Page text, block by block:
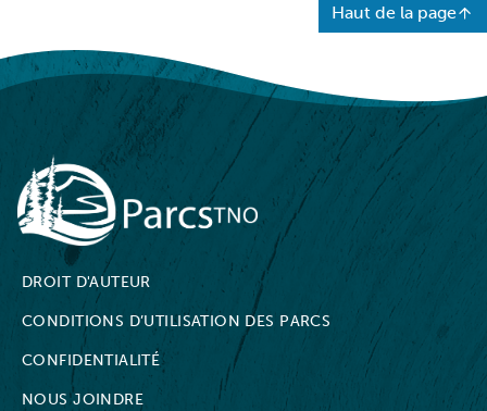
Haut de la page
NWT Parks
DROIT D'AUTEUR
CONDITIONS D’UTILISATION DES PARCS
CONFIDENTIALITÉ
NOUS JOINDRE